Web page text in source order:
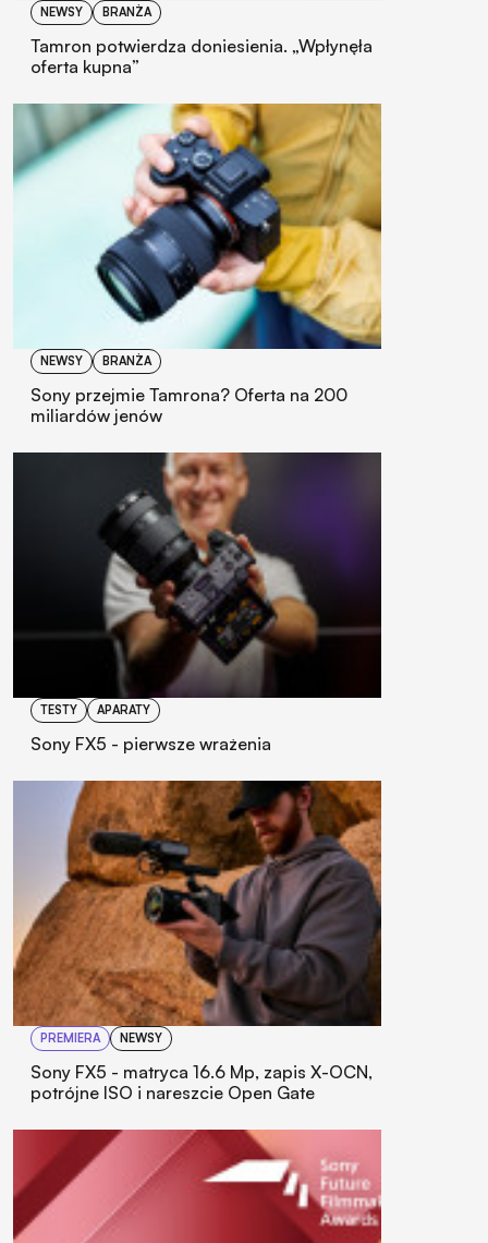
NEWSY BRANŻA
Tamron potwierdza doniesienia. „Wpłynęła
oferta kupna”
NEWSY BRANŻA
Sony przejmie Tamrona? Oferta na 200
miliardów jenów
TESTY APARATY
Sony FX5 - pierwsze wrażenia
PREMIERA NEWSY
Sony FX5 - matryca 16.6 Mp, zapis X-OCN,
potrójne ISO i nareszcie Open Gate